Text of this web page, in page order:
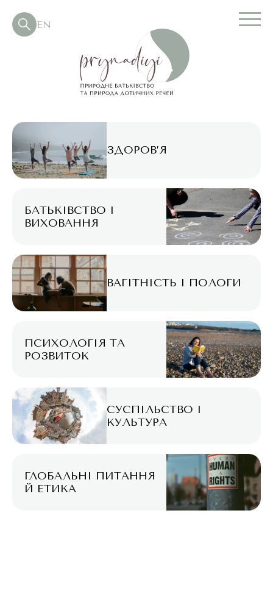
EN
ЗДОРОВ’Я
БАТЬКІВСТВО І
ВИХОВАННЯ
ВАГІТНІСТЬ І ПОЛОГИ
ПСИХОЛОГІЯ ТА
РОЗВИТОК
СУСПІЛЬСТВО І
КУЛЬТУРА
ГЛОБАЛЬНІ ПИТАННЯ
Й ЕТИКА